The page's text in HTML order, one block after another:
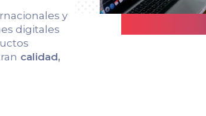
y
digitales
calidad,